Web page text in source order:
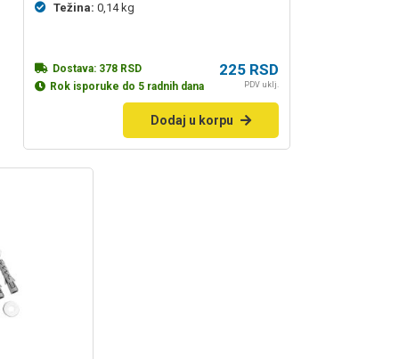
Težina: 0,14 kg
Dostava: 378 RSD
Rok isporuke do 5 radnih dana
225 RSD
PDV uklj.
Dodaj u korpu